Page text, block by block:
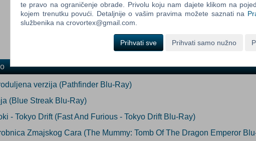
verzija (Pathfinder Blu-Ray)
(Blue Streak Blu-Ray)
- Tokyo Drift (Fast And Furious - Tokyo Drift Blu-Ray)
Zmajskog Cara (The Mummy: Tomb Of The Dragon Emperor
te pravo na ograničenje obrade. Privolu koju nam dajete klikom na
kojem trenutku povući. Detaljnije o vašim pravima možete saznati na
službenika na crovortex@gmail.com.
Prihvati sve Prihvati samo nužno